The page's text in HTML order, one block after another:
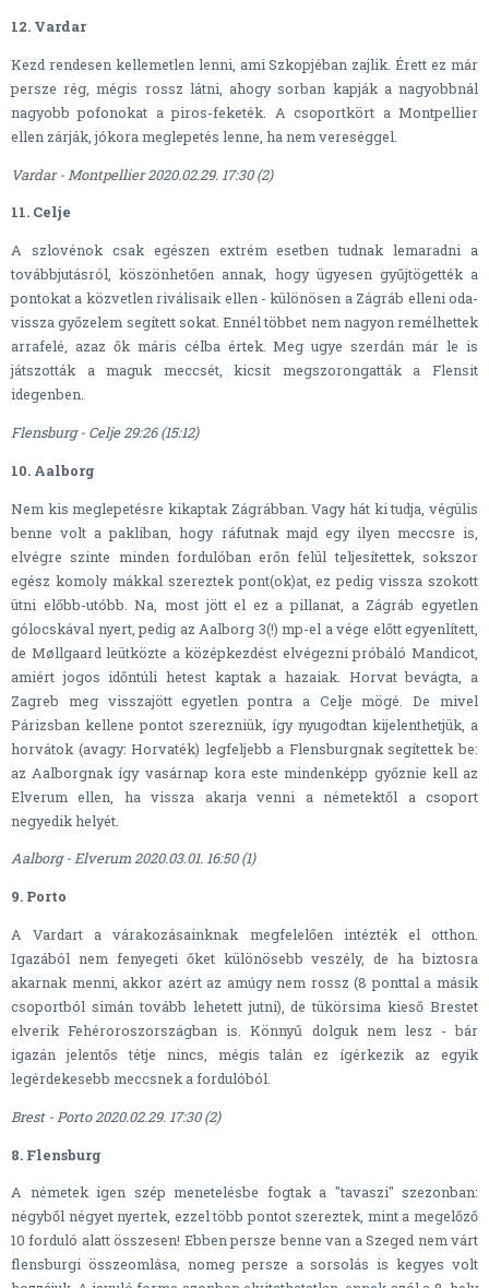
12. Vardar
Kezd rendesen kellemetlen lenni, ami Szkopjéban zajlik. Érett ez már
persze rég, mégis rossz látni, ahogy sorban kapják a nagyobbnál
nagyobb pofonokat a piros-feketék. A csoportkört a Montpellier
ellen zárják, jókora meglepetés lenne, ha nem vereséggel.
Vardar - Montpellier 2020.02.29. 17:30 (2)
11. Celje
A szlovénok csak egészen extrém esetben tudnak lemaradni a
továbbjutásról, köszönhetően annak, hogy ügyesen gyűjtögették a
pontokat a közvetlen riválisaik ellen - különösen a Zágráb elleni oda-
vissza győzelem segített sokat. Ennél többet nem nagyon remélhettek
arrafelé, azaz ők máris célba értek. Meg ugye szerdán már le is
játszották a maguk meccsét, kicsit megszorongatták a Flensit
idegenben.
Flensburg - Celje 29:26 (15:12)
10. Aalborg
Nem kis meglepetésre kikaptak Zágrábban. Vagy hát ki tudja, végülis
benne volt a pakliban, hogy ráfutnak majd egy ilyen meccsre is,
elvégre szinte minden fordulóban erőn felül teljesítettek, sokszor
egész komoly mákkal szereztek pont(ok)at, ez pedig vissza szokott
ütni előbb-utóbb. Na, most jött el ez a pillanat, a Zágráb egyetlen
gólocskával nyert, pedig az Aalborg 3(!) mp-el a vége előtt egyenlített,
de Møllgaard leütközte a középkezdést elvégezni próbáló Mandicot,
amiért jogos időntúli hetest kaptak a hazaiak. Horvat bevágta, a
Zagreb meg visszajött egyetlen pontra a Celje mögé. De mivel
Párizsban kellene pontot szerezniük, így nyugodtan kijelenthetjük, a
horvátok (avagy: Horvaték) legfeljebb a Flensburgnak segítettek be:
az Aalborgnak így vasárnap kora este mindenképp győznie kell az
Elverum ellen, ha vissza akarja venni a németektől a csoport
negyedik helyét.
Aalborg - Elverum 2020.03.01. 16:50 (1)
9. Porto
A Vardart a várakozásainknak megfelelően intézték el otthon.
Igazából nem fenyegeti őket különösebb veszély, de ha biztosra
akarnak menni, akkor azért az amúgy nem rossz (8 ponttal a másik
csoportból simán tovább lehetett jutni), de tükörsima kieső Brestet
elverik Fehéroroszországban is. Könnyű dolguk nem lesz - bár
igazán jelentős tétje nincs, mégis talán ez ígérkezik az egyik
legérdekesebb meccsnek a fordulóból.
Brest - Porto 2020.02.29. 17:30 (2)
8. Flensburg
A németek igen szép menetelésbe fogtak a "tavaszi" szezonban:
négyből négyet nyertek, ezzel több pontot szereztek, mint a megelőző
10 forduló alatt összesen! Ebben persze benne van a Szeged nem várt
flensburgi összeomlása, nomeg persze a sorsolás is kegyes volt